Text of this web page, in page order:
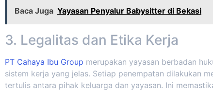
Baca Juga Yayasan Penyalur Babysitter di Bekasi
3. Legalitas dan Etika Kerja
PT Cahaya Ibu Group merupakan yayasan berbadan
sistem kerja yang jelas. Setiap penempatan dilakukan
tertulis antara pihak keluarga dan yayasan. Ini